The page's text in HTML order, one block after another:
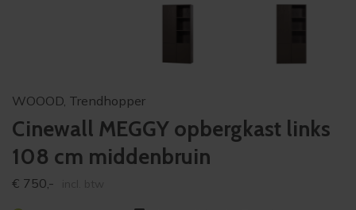
WOOOD, Trendhopper
Cinewall MEGGY opbergkast links
108 cm middenbruin
€ 750,-